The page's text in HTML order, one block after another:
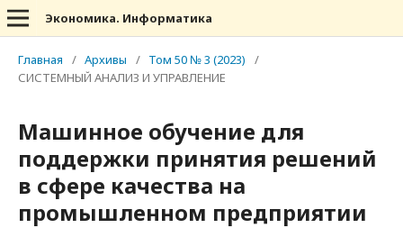
Экономика. Информатика
Главная / Архивы / Том 50 № 3 (2023)
/
СИСТЕМНЫЙ АНАЛИЗ И УПРАВЛЕНИЕ
Машинное обучение для
поддержки принятия решений
в сфере качества на
промышленном предприятии